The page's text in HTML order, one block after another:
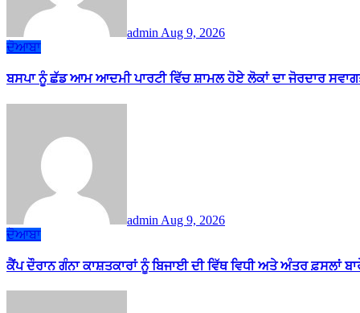
admin Aug 9, 2026
ਦੋਆਬਾ
ਬਸਪਾ ਨੂੰ ਛੱਡ ਆਮ ਆਦਮੀ ਪਾਰਟੀ ਵਿੱਚ ਸ਼ਾਮਲ ਹੋਏ ਲੋਕਾਂ ਦਾ ਜੋਰਦਾਰ
admin Aug 9, 2026
ਦੋਆਬਾ
ਕੈਂਪ ਦੌਰਾਨ ਗੰਨਾ ਕਾਸ਼ਤਕਾਰਾਂ ਨੂੰ ਬਿਜਾਈ ਦੀ ਵਿੱਥ ਵਿਧੀ ਅਤੇ ਅੰਤਰ ਫ਼ਸਲਾਂ